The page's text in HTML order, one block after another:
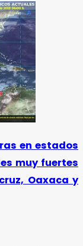
en estados
muy fuertes
Oaxaca y